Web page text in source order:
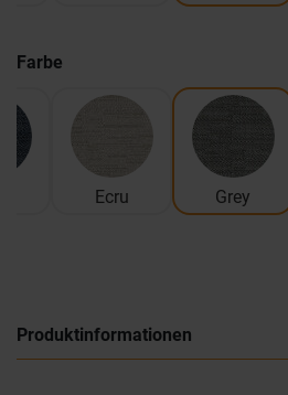
Farbe
Ecru Grey
Produktinformationen